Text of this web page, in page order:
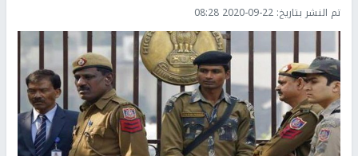
تم النشر بتاريخ: 2020-09-22 08:28